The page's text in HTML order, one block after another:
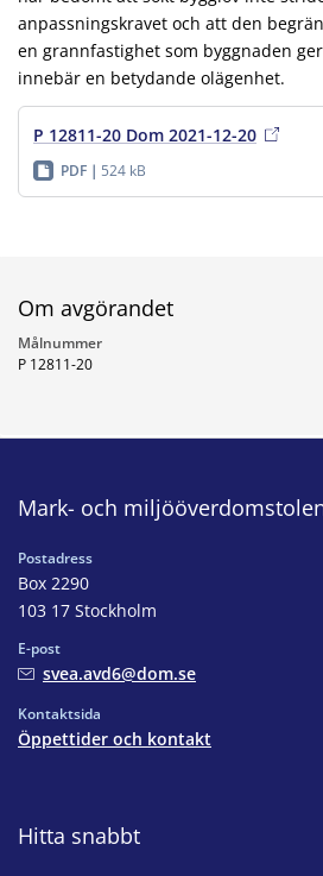
anpassningskravet och att den
en grannfastighet som byggnaden
innebär en betydande olägenhet.
P 12811-20 Dom 2021-12-20
PDF 524 kB
Om avgörandet
Målnummer
P 12811-20
Mark- och
Postadress
Box 2290
103 17 Stockholm
E-post
svea.avd6@dom.se
Kontaktsida
Öppettider och kontakt
Hitta snabbt